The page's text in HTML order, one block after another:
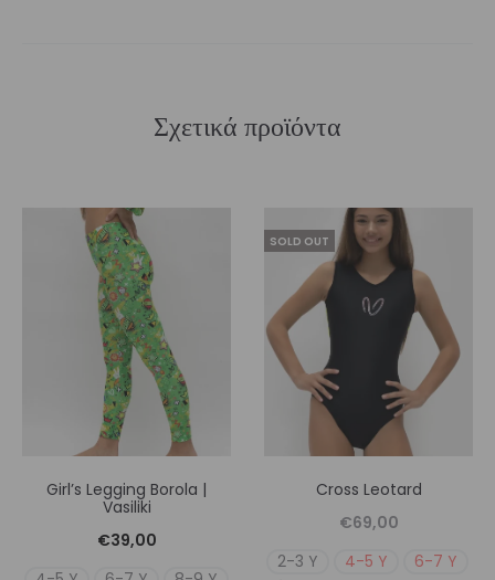
Σχετικά προϊόντα
Girl’s Legging Borola |
Vasiliki
€39,00
SOLD OUT
Cross Leotard
€69,00
2-3 Y
4-5 Y
6-7 Y